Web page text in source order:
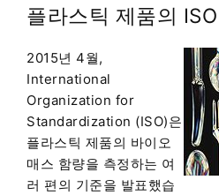
플라스틱 제품의
2015년 4월,
International
Organization for
Standardization (ISO)은
플라스틱 제품의 바이오
매스 함량을 측정하는 여
러 편의 기준을 발표했습